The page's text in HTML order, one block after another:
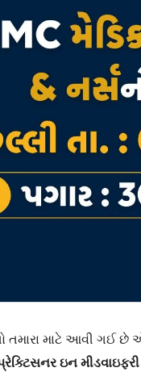
તો તમારા માટે આવી ગઈ
ઇન મીડવાઇફરી